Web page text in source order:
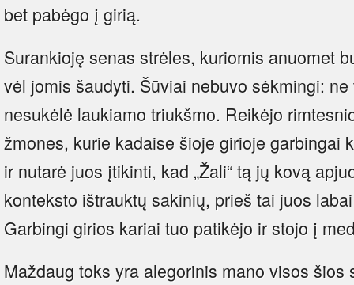
bet pabėgo į girią.
Surankioję senas strėles, kuriomis anuomet
vėl jomis šaudyti. Šūviai nebuvo sėkmingi:
nesukėlė laukiamo triukšmo. Reikėjo
žmones, kurie kadaise šioje girioje garbingai
ir nutarė juos įtikinti, kad „Žali“ tą jų kovą
konteksto ištrauktų sakinių, prieš tai juos
Garbingi girios kariai tuo patikėjo ir stojo į
Maždaug toks yra alegorinis mano visos šios